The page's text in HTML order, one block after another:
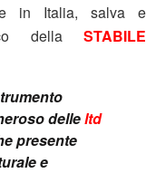
in Italia, salva e
della STABILE
delleltd
presente
e